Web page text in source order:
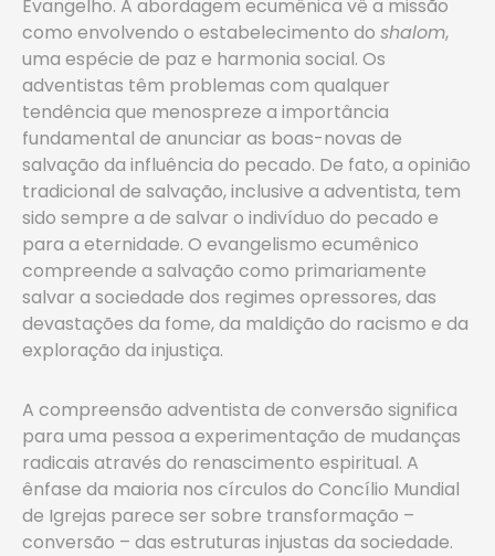
Evangelho. A abordagem ecumênica vê a missão
como envolvendo o estabelecimento do shalom,
uma espécie de paz e harmonia social. Os
adventistas têm problemas com qualquer
tendência que menospreze a importância
fundamental de anunciar as boas-novas de
salvação da influência do pecado. De fato, a opinião
tradicional de salvação, inclusive a adventista, tem
sido sempre a de salvar o indivíduo do pecado e
para a eternidade. O evangelismo ecumênico
compreende a salvação como primariamente
salvar a sociedade dos regimes opressores, das
devastações da fome, da maldição do racismo e da
exploração da injustiça.
A compreensão adventista de conversão significa
para uma pessoa a experimentação de mudanças
radicais através do renascimento espiritual. A
ênfase da maioria nos círculos do Concílio Mundial
de Igrejas parece ser sobre transformação –
conversão – das estruturas injustas da sociedade.